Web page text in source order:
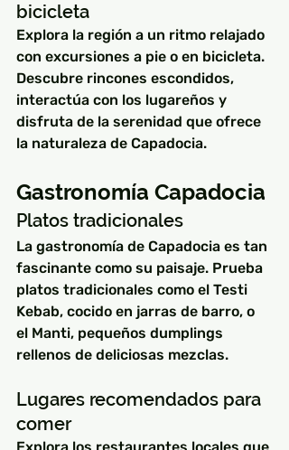
bicicleta
Explora la región a un ritmo relajado
con excursiones a pie o en bicicleta.
Descubre rincones escondidos,
interactúa con los lugareños y
disfruta de la serenidad que ofrece
la naturaleza de Capadocia.
Gastronomía Capadocia
Platos tradicionales
La gastronomía de Capadocia es tan
fascinante como su paisaje. Prueba
platos tradicionales como el Testi
Kebab, cocido en jarras de barro, o
el Manti, pequeños dumplings
rellenos de deliciosas mezclas.
Lugares recomendados para
comer